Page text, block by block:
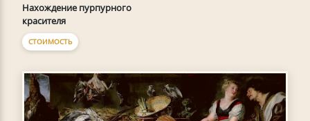
Нахождение пурпурного
красителя
СТОИМОСТЬ